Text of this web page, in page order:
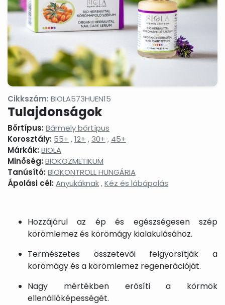
termékek
Masszázsolajok,
masszázsgélek
Nyak-
és
dekoltázs
ápolók
Arctisztítás,
arctej,
arctisztító
gél,
sminklemosó,
micellás
víz
Sampon
hajbalzsam,
Szemkörnyékápolók,
szemránckrémek,
szempilla
Tonikok,
Tusfürdők,
fürdőkrémek
Cikkszám: BIOLA573HUEN15
Tulajdonságok
Bőrtípus:Bármely bőrtípus
Korosztály: 55+ ,12+ ,30+ , 45+
Márkák:BIOLA
Minőség:BIOKOZMETIKUM
Tanúsító:BIOKONTROLL HUNGÁRIA
Ápolási cél:Anyukáknak,Kéz és lábápolás
Hozzájárul az ép és egészségesen szép
körömlemez és körömágy kialakulásához.
Természetes összetevői felgyorsítják a
körömágy és a körömlemez regenerációját.
Nagy mértékben erősíti a körmök
ellenállóképességét.